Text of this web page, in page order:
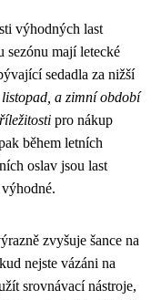
výhodných last
mají letecké
sedadla za nižší
a zimní období
pro nákup
během letních
oslav jsou last
zvyšuje šance na
nejste vázáni na
srovnávací nástroje,